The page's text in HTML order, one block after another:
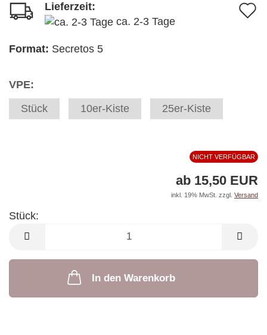
Lieferzeit:
ca. 2-3 Tage
Format: Secretos 5
VPE:
Stück
10er-Kiste 25er-Kiste
NICHT VERFÜGBAR
ab 15,50 EUR
inkl. 19% MwSt. zzgl. Versand
Stück:
Stück
In den Warenkorb